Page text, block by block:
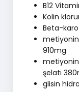
B12
Kolin
Beta-
metiyonin
910mg
şelatı
glisin